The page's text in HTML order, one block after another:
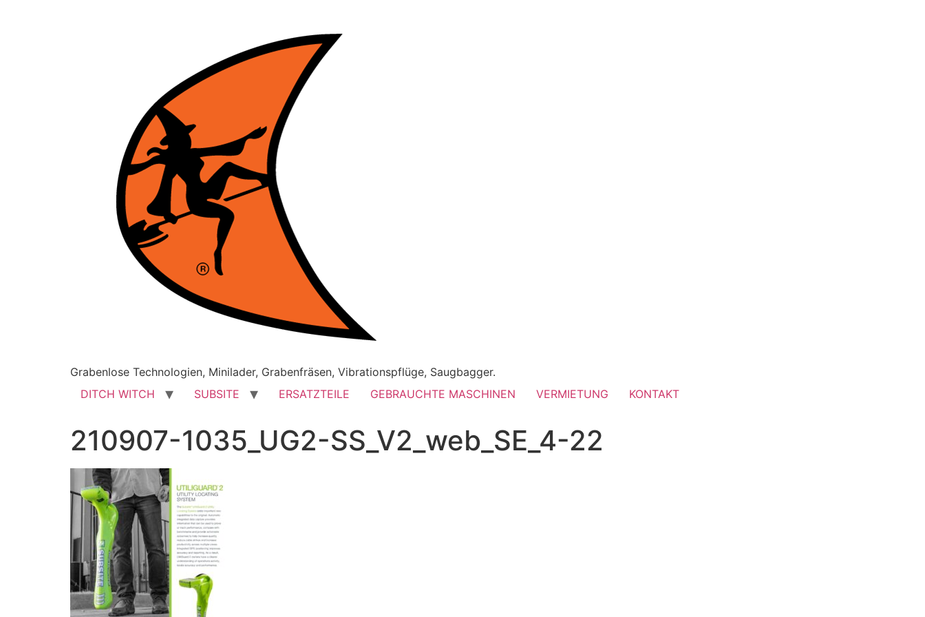
Grabenlose Technologien, Minilader, Grabenfräsen, Vibrationspflüge, Saugbagger.
DITCH WITCH
SUBSITE ERSATZTEILE GEBRAUCHTE MASCHINEN VERMIETUNG KONTAKT
210907-1035_UG2-SS_V2_web_SE_4-22